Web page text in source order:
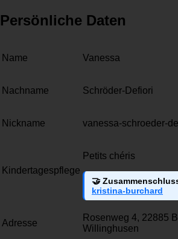
Persönliche Daten
Name Vanessa
Nachname Schröder-Defiori
Nickname vanessa-schroeder-
Kindertagespflege
Petits chéris
🤝
kristina-burchard
Adresse
Rosenweg 4, 22885
Willinghusen